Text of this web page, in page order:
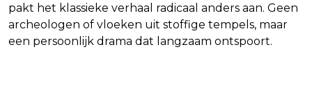
pakt het klassieke verhaal radicaal anders aan. Geen
archeologen of vloeken uit stoffige tempels, maar
een persoonlijk drama dat langzaam ontspoort.